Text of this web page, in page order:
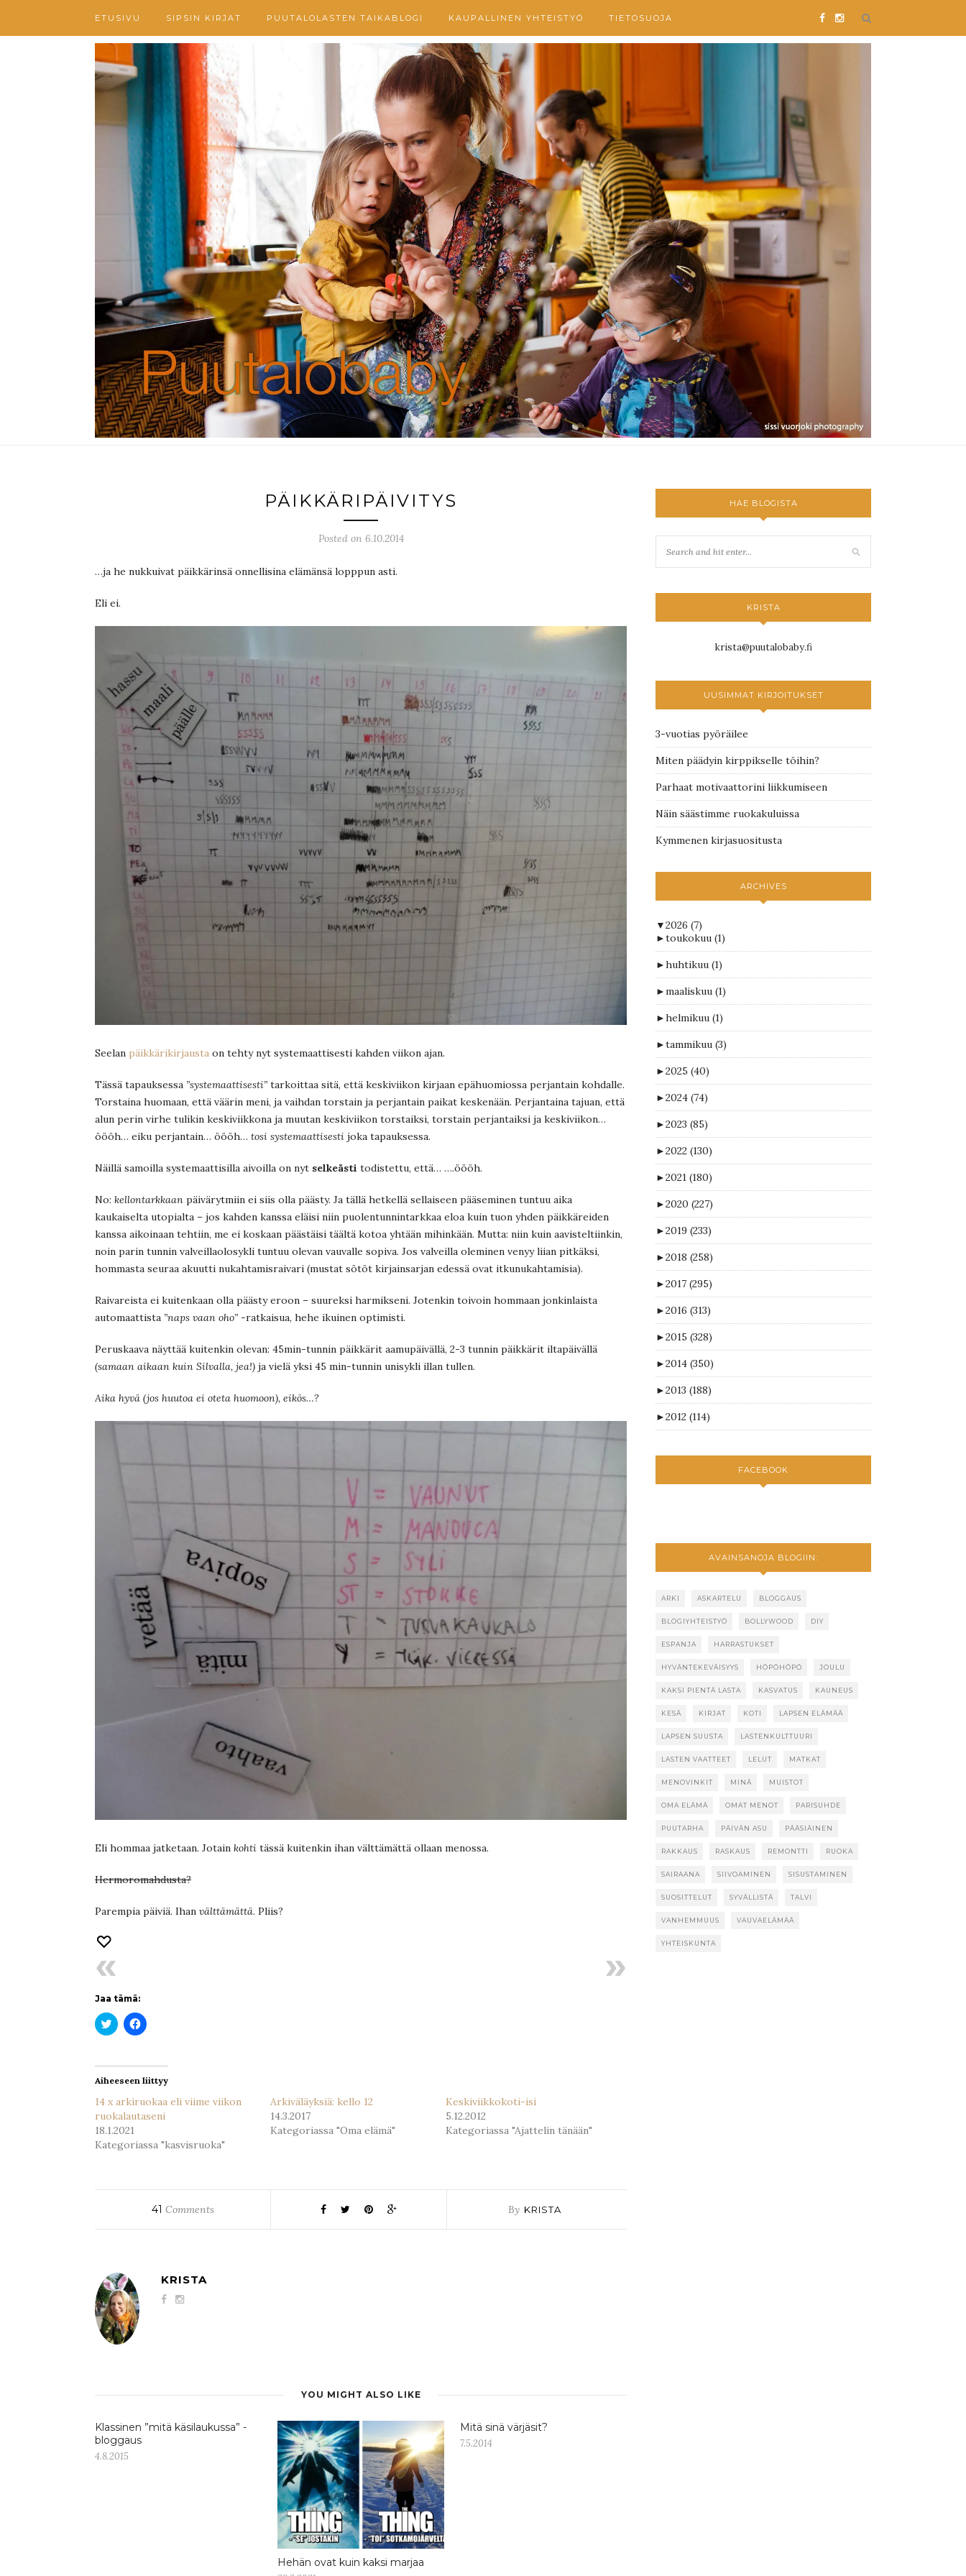
ETUSIVU SIPSIN KIRJAT PUUTALOLASTEN TAIKABLOGI KAUPALLINEN YHTEISTYÖ TIETOSUOJA
PÄIKKÄRIPÄIVITYS
Posted on 6.10.2014
…ja he nukkuivat päikkärinsä onnellisina elämänsä lopppun asti.
Eli ei.
Seelan päikkärikirjausta on tehty nyt systemaattisesti kahden viikon ajan.
Tässä tapauksessa ”systemaattisesti” tarkoittaa sitä, että keskiviikon kirjaan epähuomiossa perjantain kohdalle.
Torstaina huomaan, että väärin meni, ja vaihdan torstain ja perjantain paikat keskenään. Perjantaina tajuan, että
alun perin virhe tulikin keskiviikkona ja muutan keskiviikon torstaiksi, torstain perjantaiksi ja keskiviikon…
öööh… eiku perjantain… öööh… tosi systemaattisesti joka tapauksessa.
Näillä samoilla systemaattisilla aivoilla on nyt selkeästi todistettu, että… ….öööh.
No: kellontarkkaan päivärytmiin ei siis olla päästy. Ja tällä hetkellä sellaiseen pääseminen tuntuu aika
kaukaiselta utopialta – jos kahden kanssa eläisi niin puolentunnintarkkaa eloa kuin tuon yhden päikkäreiden
kanssa aikoinaan tehtiin, me ei koskaan päästäisi täältä kotoa yhtään mihinkään. Mutta: niin kuin aavisteltiinkin,
noin parin tunnin valveillaolosykli tuntuu olevan vauvalle sopiva. Jos valveilla oleminen venyy liian pitkäksi,
hommasta seuraa akuutti nukahtamisraivari (mustat sötöt kirjainsarjan edessä ovat itkunukahtamisia).
Raivareista ei kuitenkaan olla päästy eroon – suureksi harmikseni. Jotenkin toivoin hommaan jonkinlaista
automaattista ”naps vaan oho” -ratkaisua, hehe ikuinen optimisti.
Peruskaava näyttää kuitenkin olevan: 45min-tunnin päikkärit aamupäivällä, 2-3 tunnin päikkärit iltapäivällä
(samaan aikaan kuin Silvalla, jea!) ja vielä yksi 45 min-tunnin unisykli illan tullen.
Aika hyvä (jos huutoa ei oteta huomoon), eikös…?
Eli hommaa jatketaan. Jotain kohti tässä kuitenkin ihan välttämättä ollaan menossa.
Hermoromahdusta?
Parempia päiviä. Ihan välttämättä. Pliis?
Jaa tämä:
Jaa
Twitterissä(Avautuu
Jaa
Facebookissa(Avautuu
Aiheeseen liittyy
14 x arkiruokaa eli viime viikon
ruokalautaseni
18.1.2021
Kategoriassa "kasvisruoka"
Arkiväläyksiä: kello 12
14.3.2017
Kategoriassa "Oma elämä"
Keskiviikkokoti-isi
5.12.2012
Kategoriassa "Ajattelin tänään"
41 Comments By KRISTA
KRISTA
YOU MIGHT ALSO LIKE
Klassinen ”mitä käsilaukussa” -
bloggaus
4.8.2015
Hehän ovat kuin kaksi marjaa
Mitä sinä värjäsit?
7.5.2014
HAE BLOGISTA
KRISTA
krista@puutalobaby.fi
UUSIMMAT KIRJOITUKSET
3-vuotias pyöräilee
Miten päädyin kirppikselle töihin?
Parhaat motivaattorini liikkumiseen
Näin säästimme ruokakuluissa
Kymmenen kirjasuositusta
ARCHIVES
▼2026 (7)
►toukokuu (1)
►huhtikuu (1)
►maaliskuu (1)
►helmikuu (1)
►tammikuu (3)
►2025 (40)
►2024 (74)
►2023 (85)
►2022 (130)
►2021 (180)
►2020 (227)
►2019 (233)
►2018 (258)
►2017 (295)
►2016 (313)
►2015 (328)
►2014 (350)
►2013 (188)
►2012 (114)
FACEBOOK
AVAINSANOJA BLOGIIN:
ARKI ASKARTELU BLOGGAUS
BLOGIYHTEISTYÖ BOLLYWOOD DIY
ESPANJA HARRASTUKSET
HYVÄNTEKEVÄISYYS HÖPÖHÖPÖ JOULU
KAKSI PIENTÄ LASTA KASVATUS KAUNEUS
KESÄ KIRJAT KOTI LAPSEN ELÄMÄÄ
LAPSEN SUUSTA LASTENKULTTUURI
LASTEN VAATTEET LELUT MATKAT
MENOVINKIT MINÄ MUISTOT
OMA ELÄMÄ OMAT MENOT PARISUHDE
PUUTARHA PÄIVÄN ASU PÄÄSIÄINEN
RAKKAUS RASKAUS REMONTTI RUOKA
SAIRAANA SIIVOAMINEN SISUSTAMINEN
SUOSITTELUT SYVÄLLISTÄ TALVI
VANHEMMUUS VAUVAELÄMÄÄ
YHTEISKUNTA